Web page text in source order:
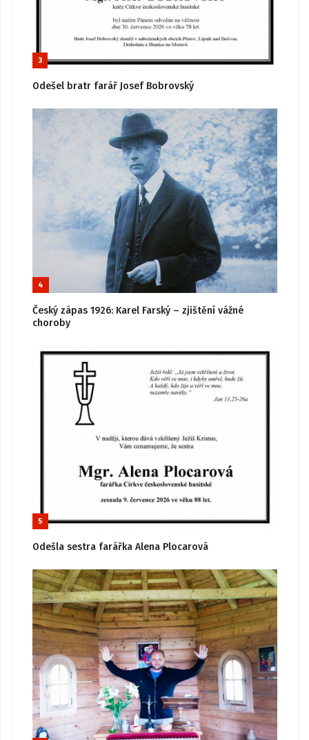
3
Odešel bratr farář Josef Bobrovský
4
Český zápas 1926: Karel Farský – zjištění vážné
choroby
5
Odešla sestra farářka Alena Plocarová